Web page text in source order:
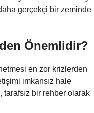
daha gerçekçi bir zeminde
Önemlidir?
en zor krizlerden
imkansız hale
bir rehber olarak